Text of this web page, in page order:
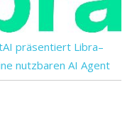
präsentiert Libra–
nutzbaren AI Agent